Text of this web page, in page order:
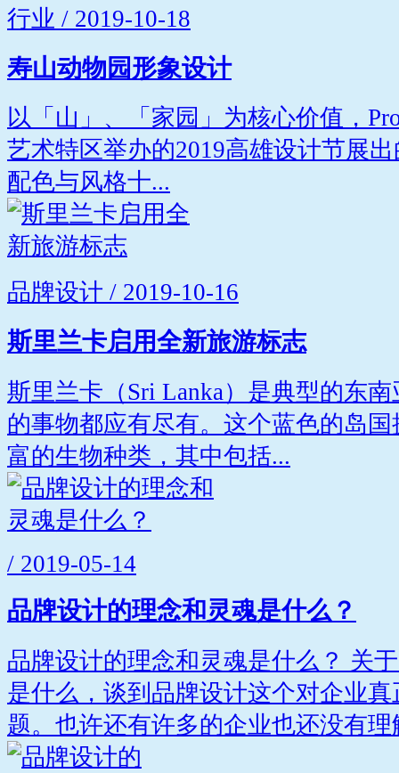
行业 / 2019-10-18
寿山动物园形象设计
以「山」、「家园」为核心价值，
艺术特区举办的2019高雄设计节展
配色与风格十...
品牌设计 / 2019-10-16
斯里兰卡启用全新旅游标志
斯里兰卡（Sri Lanka）是典型的东
的事物都应有尽有。这个蓝色的岛
富的生物种类，其中包括...
/ 2019-05-14
品牌设计的理念和灵魂是什么？
品牌设计的理念和灵魂是什么？ 关
是什么，谈到品牌设计这个对企业
题。也许还有许多的企业也还没有理